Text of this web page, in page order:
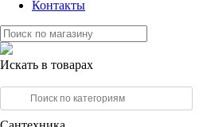
Контакты
Искать в товарах